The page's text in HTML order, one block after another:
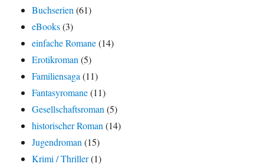
Buchserien (61)
eBooks(3)
einfache Romane(14)
Erotikroman (5)
Familiensaga (11)
Fantasyromane(11)
Gesellschaftsroman (5)
historischer Roman (14)
Jugendroman (15)
Krimi / Thriller(1)